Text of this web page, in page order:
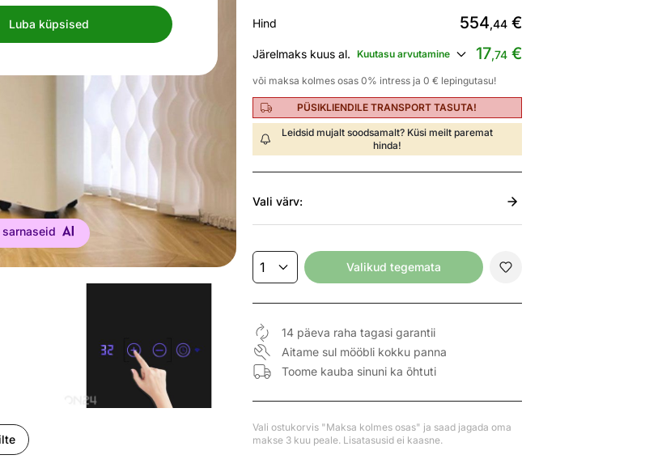
Luba küpsised
sarnaseid
Hind 554,44€
Järelmaks kuus al. Kuutasu arvutamine 17,74€
või maksa kolmes osas 0% intress ja 0 € lepingutasu!
PÜSIKLIENDILE TRANSPORT TASUTA!
Leidsid mujalt soodsamalt? Küsi meilt paremat
hinda!
Vali värv:
Valikud tegemata
14 päeva raha tagasi garantii
Aitame sul mööbli kokku panna
Toome kauba sinuni ka õhtuti
Vali ostukorvis "Maksa kolmes osas" ja saad jagada oma
makse 3 kuu peale. Lisatasusid ei kaasne.